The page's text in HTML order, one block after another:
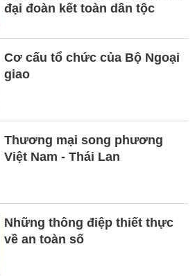
đại đoàn kết toàn dân tộc
Cơ cấu tổ chức của Bộ Ngoại
giao
Thương mại song phương
Việt Nam - Thái Lan
Những thông điệp thiết thực
về an toàn số